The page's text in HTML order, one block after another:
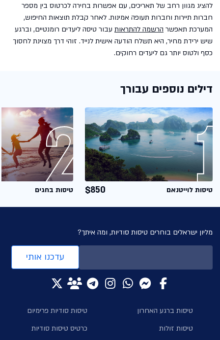
להציג מגוון רחב של תאריכים, עם אפשרות בחירה לכרטוס בין מספר
חברות תיירות וחברות תעופה אמינות. לאחר קבלת תוצאות החיפוש,
המערכת תאפשר הרשמה להתראות עבור טיסה ליעדים רומנטיים, וברגע
שיש ירידת מחיר, היא תשלח הודעה אישית לנייד. זוהי דרך מצוינת לחסוך
כסף ולטוס יותר גם ליעדים רחוקים.
דילים נוספים עבורך
טיסות לוייטנאם $850 טיסות בחגים
טיסות ברגע האחרון
טיסות זולות
טיסות סודיות פרימיום
כרטיס טיסות סודיות
מליון ישראלים בוחרים טיסות סודיות, ומה איתך?
עדכנו אותי